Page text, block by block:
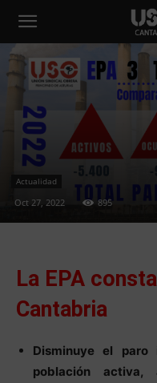
Actualidad
Oct 27, 2022 895
La EPA
Cantabria
Disminuye el
población activa,